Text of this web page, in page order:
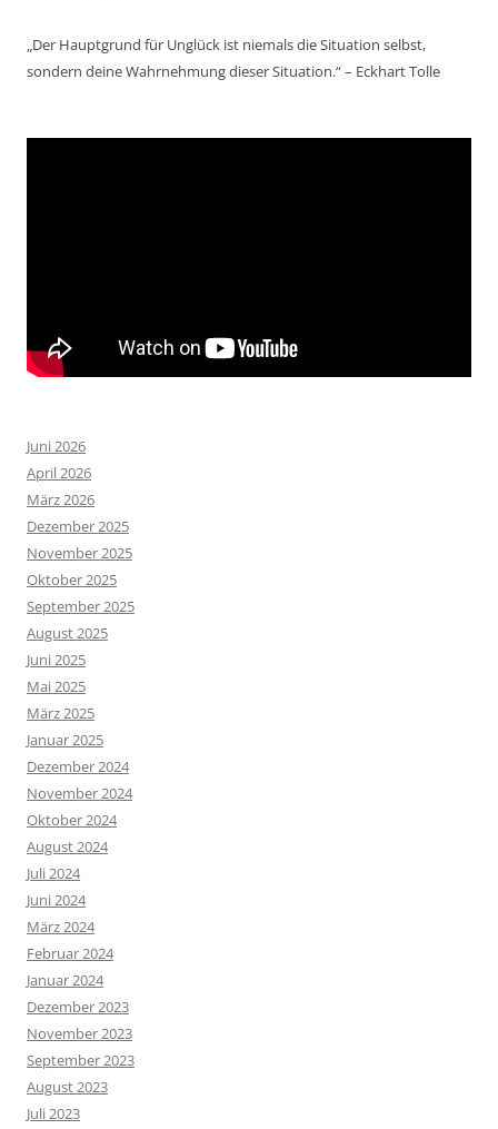
„Der Hauptgrund für Unglück ist niemals die Situation selbst,
sondern deine Wahrnehmung dieser Situation.“ – Eckhart Tolle
Juni 2026
April 2026
März 2026
Dezember 2025
November 2025
Oktober 2025
September 2025
August 2025
Juni 2025
Mai 2025
März 2025
Januar 2025
Dezember 2024
November 2024
Oktober 2024
August 2024
Juli 2024
Juni 2024
März 2024
Februar 2024
Januar 2024
Dezember 2023
November 2023
September 2023
August 2023
Juli 2023